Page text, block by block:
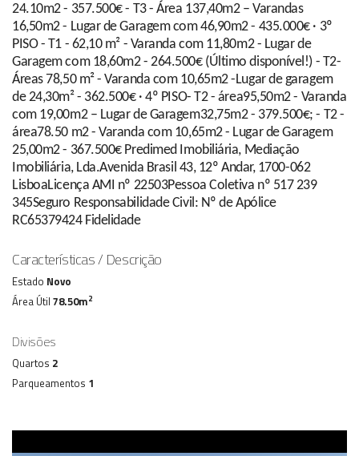
24.10m2 - 357.500€ - T3 - Área 137,40m2 – Varandas
16,50m2 - Lugar de Garagem com 46,90m2 - 435.000€ · 3º
PISO - T1 - 62,10 m² - Varanda com 11,80m2 - Lugar de
Garagem com 18,60m2 - 264.500€ (Último disponível!) - T2-
Áreas 78,50 m² - Varanda com 10,65m2 -Lugar de garagem
de 24,30m² - 362.500€ · 4º PISO- T2 - área95,50m2 - Varanda
com 19,00m2 – Lugar de Garagem32,75m2 - 379.500€; - T2 -
área78.50 m2 - Varanda com 10,65m2 - Lugar de Garagem
25,00m2 - 367.500€ Predimed Imobiliária, Mediação
Imobiliária, Lda.Avenida Brasil 43, 12º Andar, 1700-062
LisboaLicença AMI nº 22503Pessoa Coletiva nº 517 239
345Seguro Responsabilidade Civil: Nº de Apólice
RC65379424 Fidelidade
Características / Descrição
Estado Novo
Área Útil 78.50m2
Divisões
Quartos 2
Parqueamentos 1